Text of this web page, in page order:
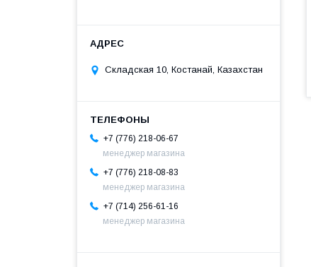
Складская 10, Костанай, Казахстан
+7 (776) 218-06-67
менеджер магазина
+7 (776) 218-08-83
менеджер магазина
+7 (714) 256-61-16
менеджер магазина